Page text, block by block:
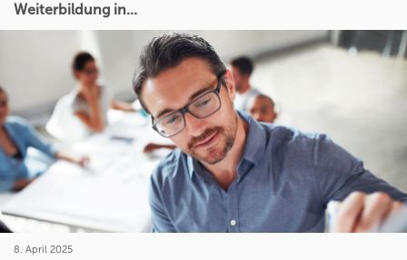
Weiterbildung in...
8. April 2025